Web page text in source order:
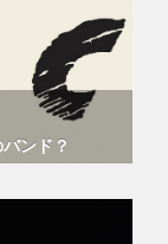
ンド？